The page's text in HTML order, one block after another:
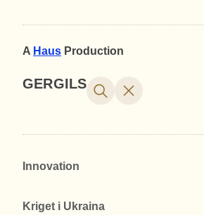
A Haus Production
GERGILS
Innovation
Kriget i Ukraina